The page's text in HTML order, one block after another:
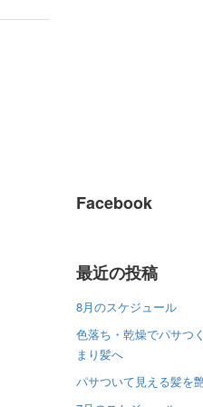
Facebook
最近の投稿
8月のスケジュール
色落ち・乾燥でパサつ
まり髪へ
パサついて見える髪を